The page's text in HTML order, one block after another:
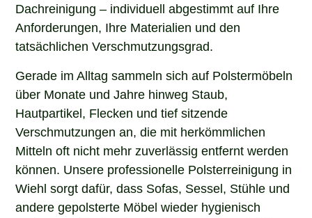
Dachreinigung – individuell abgestimmt auf Ihre
Anforderungen, Ihre Materialien und den
tatsächlichen Verschmutzungsgrad.
Gerade im Alltag sammeln sich auf Polstermöbeln
über Monate und Jahre hinweg Staub,
Hautpartikel, Flecken und tief sitzende
Verschmutzungen an, die mit herkömmlichen
Mitteln oft nicht mehr zuverlässig entfernt werden
können. Unsere professionelle Polsterreinigung in
Wiehl sorgt dafür, dass Sofas, Sessel, Stühle und
andere gepolsterte Möbel wieder hygienisch